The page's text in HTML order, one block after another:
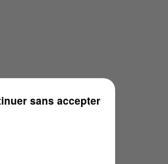
sans accepter